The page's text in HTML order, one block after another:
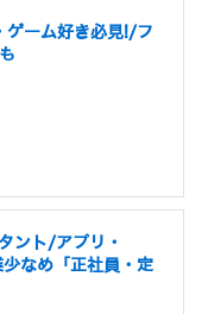
ーム好き必見!/フ
ント/アプリ・
なめ「正社員・定